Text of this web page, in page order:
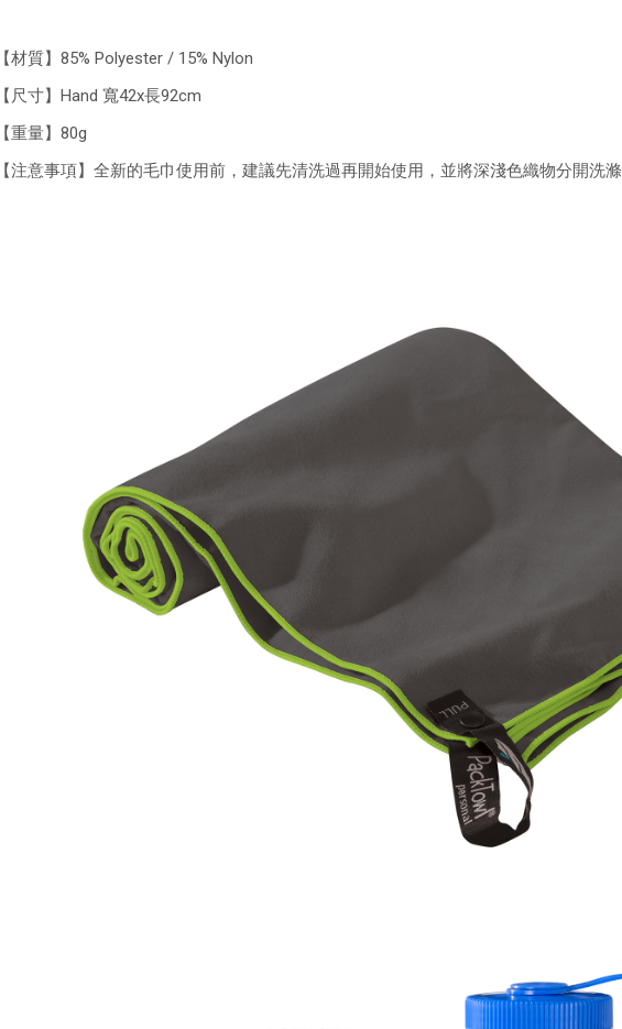
【材質】85% Polyester / 15% Nylon
【尺寸】Hand 寬42x長92cm
【重量】80g
【注意事項】全新的毛巾使用前，建議先清洗過再開始使用，並將深淺色織物分開洗滌